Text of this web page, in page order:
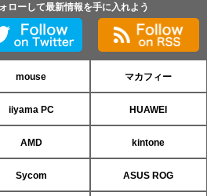
ローして最新情報を手に入れよう
mouse マカフィー
iiyama PC HUAWEI
AMD kintone
Sycom ASUS ROG